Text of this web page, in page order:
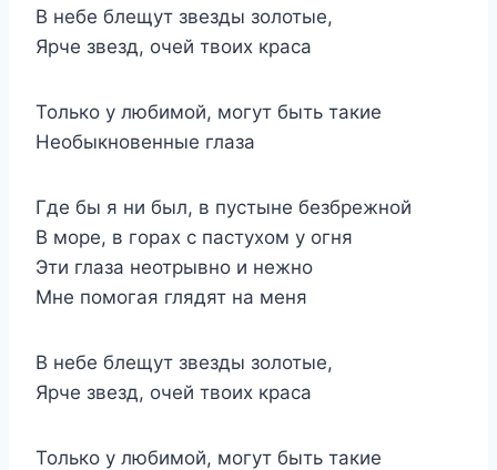
В небе блещут звезды золотые,
Ярче звезд, очей твоих краса
Только у любимой, могут быть такие
Необыкновенные глаза
Где бы я ни был, в пустыне безбрежной
В море, в горах с пастухом у огня
Эти глаза неотрывно и нежно
Мне помогая глядят на меня
В небе блещут звезды золотые,
Ярче звезд, очей твоих краса
Только у любимой, могут быть такие